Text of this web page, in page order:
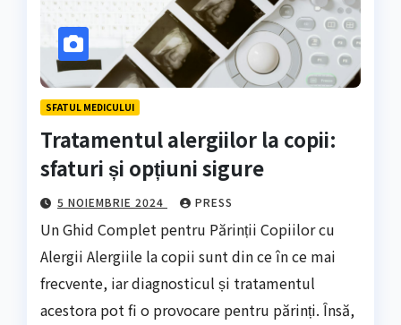
SFATUL MEDICULUI
Tratamentul alergiilor la copii:
sfaturi și opțiuni sigure
5 NOIEMBRIE 2024 PRESS
Un Ghid Complet pentru Părinții Copiilor cu
Alergii Alergiile la copii sunt din ce în ce mai
frecvente, iar diagnosticul și tratamentul
acestora pot fi o provocare pentru părinți. Însă,